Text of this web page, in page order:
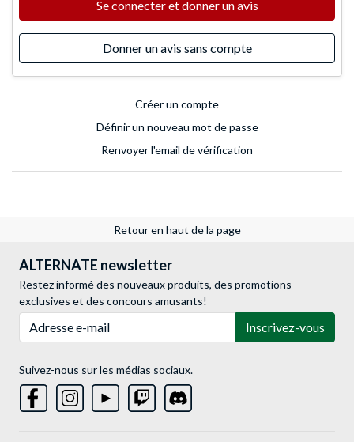
Se connecter et donner un avis
Donner un avis sans compte
Créer un compte
Définir un nouveau mot de passe
Renvoyer l'email de vérification
Retour en haut de la page
ALTERNATE newsletter
Restez informé des nouveaux produits, des promotions
exclusives et des concours amusants!
Inscrivez-vous
Suivez-nous sur les médias sociaux.